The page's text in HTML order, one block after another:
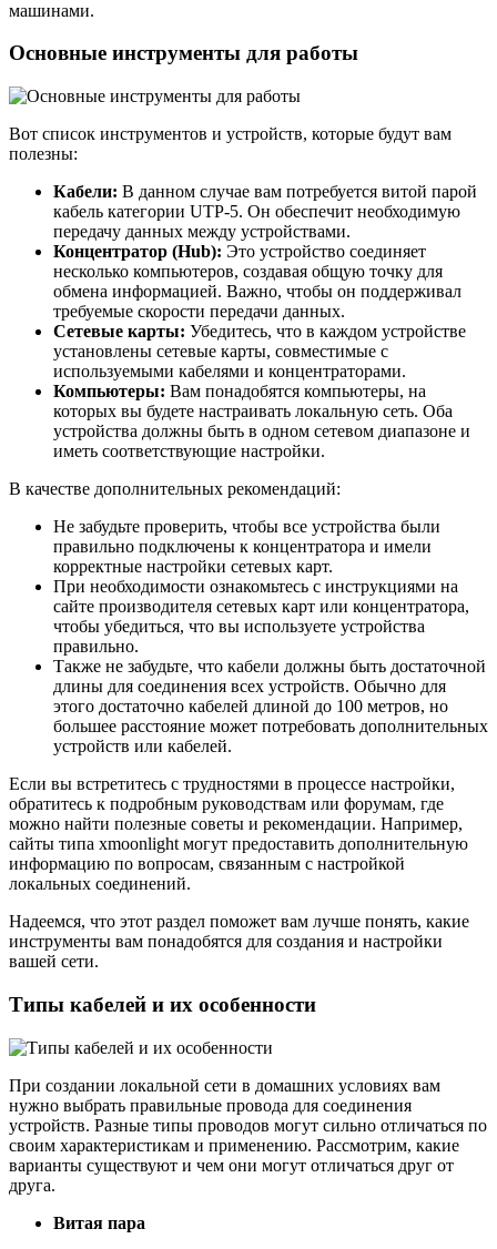
машинами.
Основные инструменты для работы
Вот список инструментов и устройств, которые будут вам
полезны:
Кабели: В данном случае вам потребуется витой парой
кабель категории UTP-5. Он обеспечит необходимую
передачу данных между устройствами.
Концентратор (Hub): Это устройство соединяет
несколько компьютеров, создавая общую точку для
обмена информацией. Важно, чтобы он поддерживал
требуемые скорости передачи данных.
Сетевые карты: Убедитесь, что в каждом устройстве
установлены сетевые карты, совместимые с
используемыми кабелями и концентраторами.
Компьютеры: Вам понадобятся компьютеры, на
которых вы будете настраивать локальную сеть. Оба
устройства должны быть в одном сетевом диапазоне и
иметь соответствующие настройки.
В качестве дополнительных рекомендаций:
Не забудьте проверить, чтобы все устройства были
правильно подключены к концентратора и имели
корректные настройки сетевых карт.
При необходимости ознакомьтесь с инструкциями на
сайте производителя сетевых карт или концентратора,
чтобы убедиться, что вы используете устройства
правильно.
Также не забудьте, что кабели должны быть достаточной
длины для соединения всех устройств. Обычно для
этого достаточно кабелей длиной до 100 метров, но
большее расстояние может потребовать дополнительных
устройств или кабелей.
Если вы встретитесь с трудностями в процессе настройки,
обратитесь к подробным руководствам или форумам, где
можно найти полезные советы и рекомендации. Например,
сайты типа xmoonlight могут предоставить дополнительную
информацию по вопросам, связанным с настройкой
локальных соединений.
Надеемся, что этот раздел поможет вам лучше понять, какие
инструменты вам понадобятся для создания и настройки
вашей сети.
Типы кабелей и их особенности
При создании локальной сети в домашних условиях вам
нужно выбрать правильные провода для соединения
устройств. Разные типы проводов могут сильно отличаться по
своим характеристикам и применению. Рассмотрим, какие
варианты существуют и чем они могут отличаться друг от
друга.
Витая пара